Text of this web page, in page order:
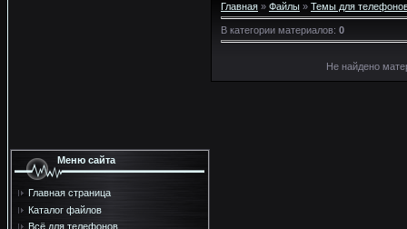
Меню сайта
Главная страница
Каталог файлов
Всё для телефонов
Главная » Файлы » Темы для
В категории материалов: 0
Не найдено